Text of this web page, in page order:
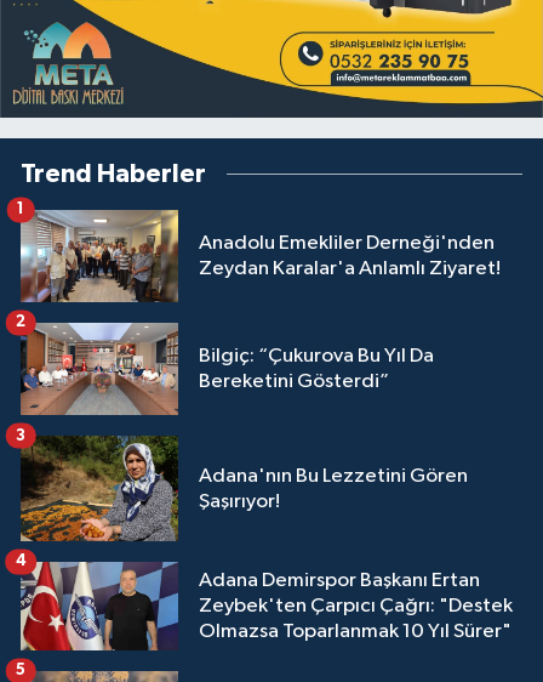
Trend Haberler
Anadolu Emekliler Derneği'nden
Zeydan Karalar'a Anlamlı Ziyaret!
1
Bilgiç: “Çukurova Bu Yıl Da
Bereketini Gösterdi”
2
Adana'nın Bu Lezzetini Gören
Şaşırıyor!
3
Adana Demirspor Başkanı Ertan
Zeybek'ten Çarpıcı Çağrı: "Destek
Olmazsa Toparlanmak 10 Yıl Sürer"
4
5